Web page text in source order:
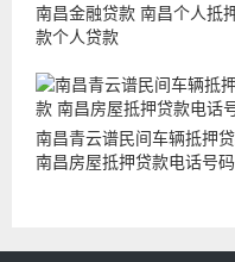
南昌金融贷款 南昌个人抵
款个人贷款
南昌青云谱民间车辆抵押
南昌房屋抵押贷款电话号码